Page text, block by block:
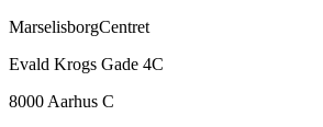
MarselisborgCentret
Evald Krogs Gade 4C
8000 Aarhus C